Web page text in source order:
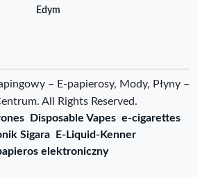
Edym
– E-papierosy, Mody, Płyny –
All Rights Reserved.
Disposable Vapes e-cigarettes
Sigara
E-Liquid-Kenner
elektroniczny